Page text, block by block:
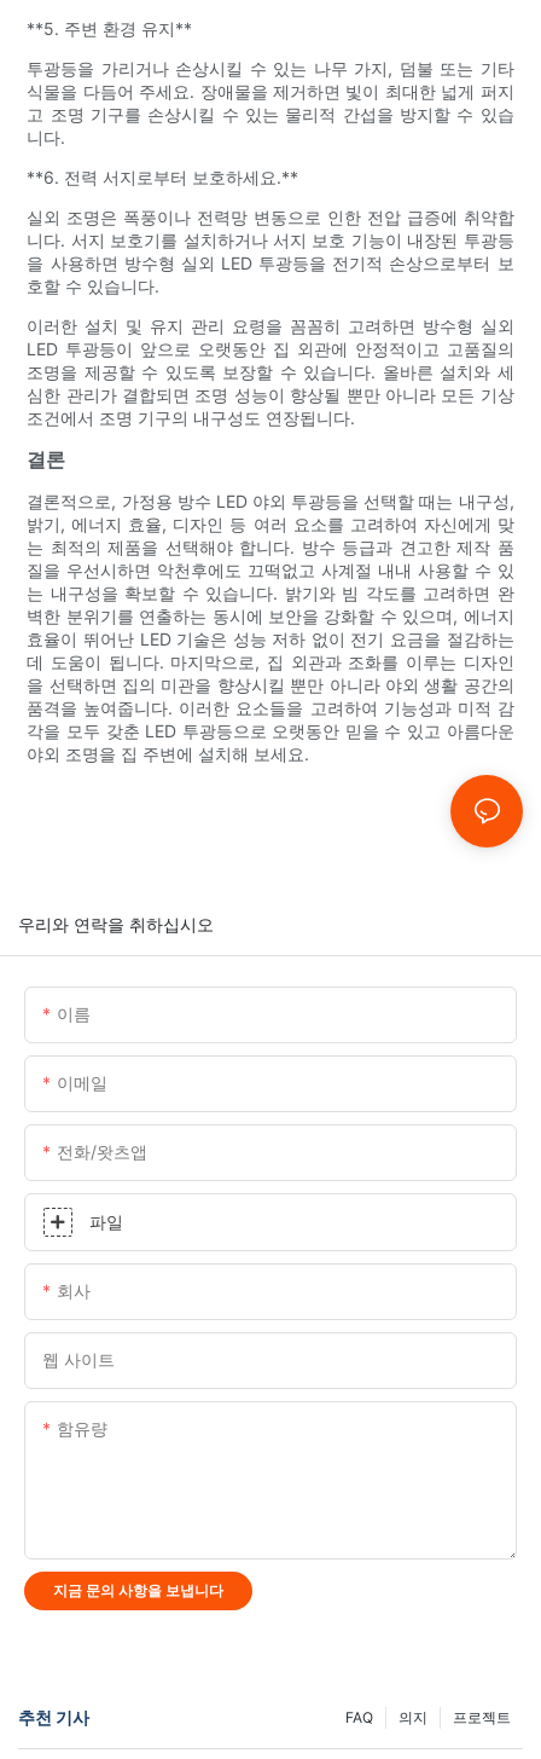
**5. 주변 환경 유지**
투광등을 가리거나 손상시킬 수 있는 나무 가지, 덤불 또는 기타
식물을 다듬어 주세요. 장애물을 제거하면 빛이 최대한 넓게 퍼지
고 조명 기구를 손상시킬 수 있는 물리적 간섭을 방지할 수 있습
니다.
**6. 전력 서지로부터 보호하세요.**
실외 조명은 폭풍이나 전력망 변동으로 인한 전압 급증에 취약합
니다. 서지 보호기를 설치하거나 서지 보호 기능이 내장된 투광등
을 사용하면 방수형 실외 LED 투광등을 전기적 손상으로부터 보
호할 수 있습니다.
이러한 설치 및 유지 관리 요령을 꼼꼼히 고려하면 방수형 실외
LED 투광등이 앞으로 오랫동안 집 외관에 안정적이고 고품질의
조명을 제공할 수 있도록 보장할 수 있습니다. 올바른 설치와 세
심한 관리가 결합되면 조명 성능이 향상될 뿐만 아니라 모든 기상
조건에서 조명 기구의 내구성도 연장됩니다.
결론
결론적으로, 가정용 방수 LED 야외 투광등을 선택할 때는 내구성,
밝기, 에너지 효율, 디자인 등 여러 요소를 고려하여 자신에게 맞
는 최적의 제품을 선택해야 합니다. 방수 등급과 견고한 제작 품
질을 우선시하면 악천후에도 끄떡없고 사계절 내내 사용할 수 있
는 내구성을 확보할 수 있습니다. 밝기와 빔 각도를 고려하면 완
벽한 분위기를 연출하는 동시에 보안을 강화할 수 있으며, 에너지
효율이 뛰어난 LED 기술은 성능 저하 없이 전기 요금을 절감하는
데 도움이 됩니다. 마지막으로, 집 외관과 조화를 이루는 디자인
을 선택하면 집의 미관을 향상시킬 뿐만 아니라 야외 생활 공간의
품격을 높여줍니다. 이러한 요소들을 고려하여 기능성과 미적 감
각을 모두 갖춘 LED 투광등으로 오랫동안 믿을 수 있고 아름다운
야외 조명을 집 주변에 설치해 보세요.
우리와 연락을 취하십시오
이름
이메일
전화/왓츠앱
파일
회사
웹 사이트
함유량
지금 문의 사항을 보냅니다
추천 기사 프로젝트
의지
FAQ